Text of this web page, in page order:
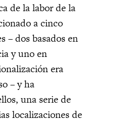
de la labor de la
a cinco
– dos basados en
y uno en
era
–y ha
una serie de
localizaciones de